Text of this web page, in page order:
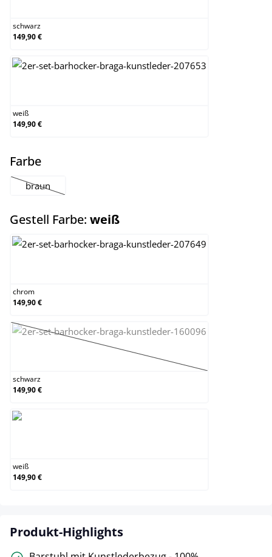
schwarz
149,90 €
weiß
149,90 €
Farbeauswählen
braun
(Diese Option ist zurzeit nicht verfügbar.)
Gestell Farbe: weißauswählen
chrom
149,90 €
schwarz
(Diese Option ist zurzeit nicht verfügbar.)
schwarz
149,90 €
weiß
149,90 €
Produkt-Highlights